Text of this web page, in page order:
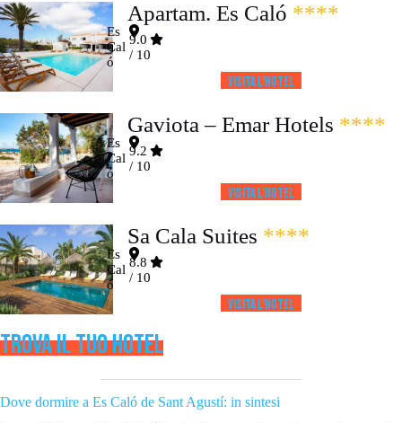
Apartam. Es Caló ****
Es
Cal
ó
9.0
/ 10
Visita l’HOTEL
Gaviota – Emar Hotels ****
Es
Cal
ó
9.2
/ 10
Visita l’HOTEL
Sa Cala Suites ****
Es
Cal
ó
8.8
/ 10
Visita l’HOTEL
TROVA IL TUO HOTEL
Dove dormire a Es Caló de Sant Agustí: in sintesi